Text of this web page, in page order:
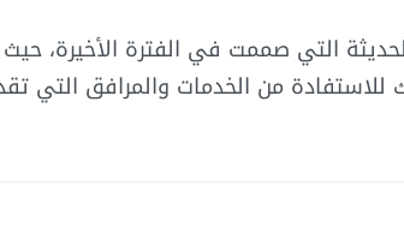
التي صممت في الفترة الأخيرة، حيث
للاستفادة من الخدمات والمرافق التي